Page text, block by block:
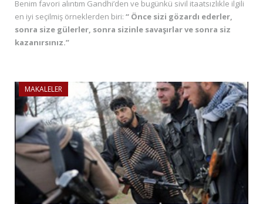
Benim favori alıntım Gandhi’den ve bugünkü sivil itaatsızlıkle ilgili
en iyi seçilmiş örneklerden biri: “ Önce sizi gözardı ederler,
sonra size gülerler, sonra sizinle savaşırlar ve sonra siz
kazanırsınız.”
MAKALELER